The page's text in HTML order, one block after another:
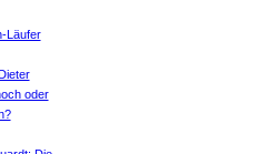
Läufer
oder